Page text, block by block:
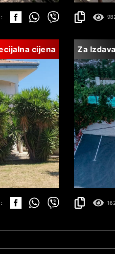
cijena
DETALJI
Za
5.000€